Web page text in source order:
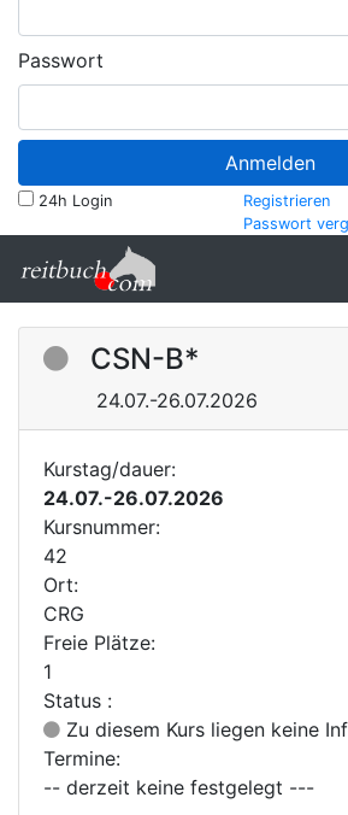
Passwort
Anmelden
24h Login
Registrieren
Passwort
CSN-B*
24.07.-26.07.2026
Kurstag/dauer:
24.07.-26.07.2026
Kursnummer:
42
Ort:
CRG
Freie Plätze:
1
Status :
Zu diesem Kurs liegen keine
Termine:
-- derzeit keine festgelegt ---